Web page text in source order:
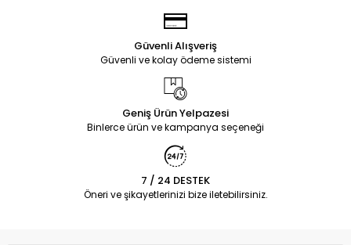
Güvenli Alışveriş
Güvenli ve kolay ödeme sistemi
Geniş Ürün Yelpazesi
Binlerce ürün ve kampanya seçeneği
7 / 24 DESTEK
Öneri ve şikayetlerinizi bize iletebilirsiniz.